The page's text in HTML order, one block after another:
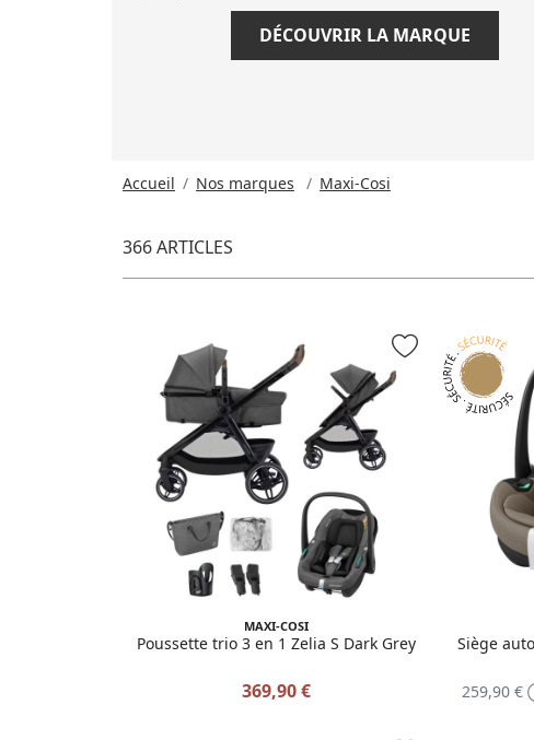
DÉCOUVRIR LA MARQUE
Accueil Nos marques Maxi-Cosi
366 ARTICLES
MAXI-COSI
Poussette trio 3 en 1 Zelia S Dark Grey
369,90 €
Siège
259,90 €